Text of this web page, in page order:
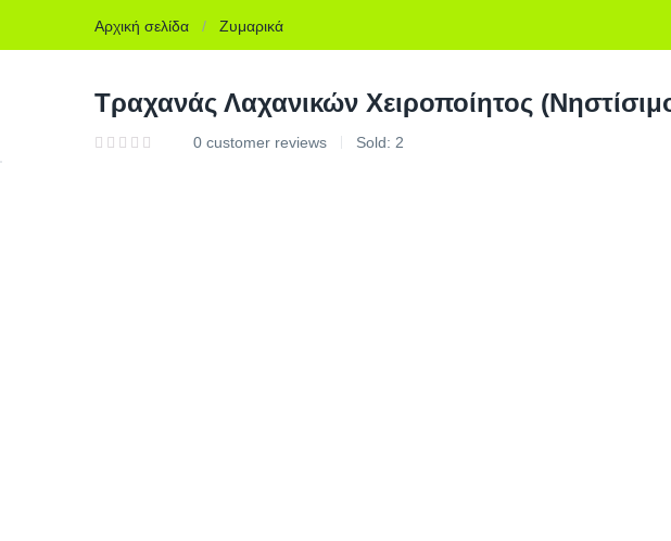
Αρχική σελίδα Ζυμαρικά
Τραχανάς Λαχανικών Χειροποίητος
0 customer reviews Sold: 2